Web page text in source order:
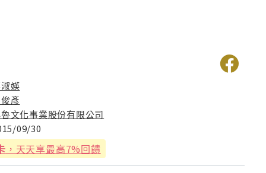
媖
彥
文化事業股份有限公司
09/30
，天天享最高7%回饋